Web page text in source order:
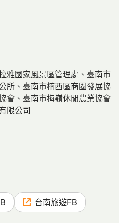
雅國家風景區管理處、臺南市
所、臺南市楠西區商圈發展協
會、臺南市梅嶺休閒農業協會
限公司
台南旅遊FB